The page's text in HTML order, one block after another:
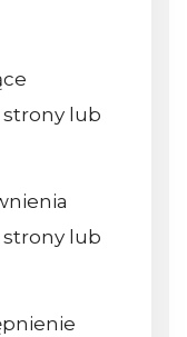
lub
lub